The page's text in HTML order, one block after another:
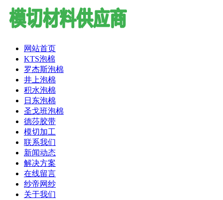
网站首页
KTS泡棉
罗杰斯泡棉
井上泡棉
积水泡棉
日东泡棉
圣戈班泡棉
德莎胶带
模切加工
联系我们
新闻动态
解决方案
在线留言
纱帝网纱
关于我们